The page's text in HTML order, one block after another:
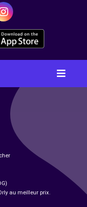
au meilleur prix.